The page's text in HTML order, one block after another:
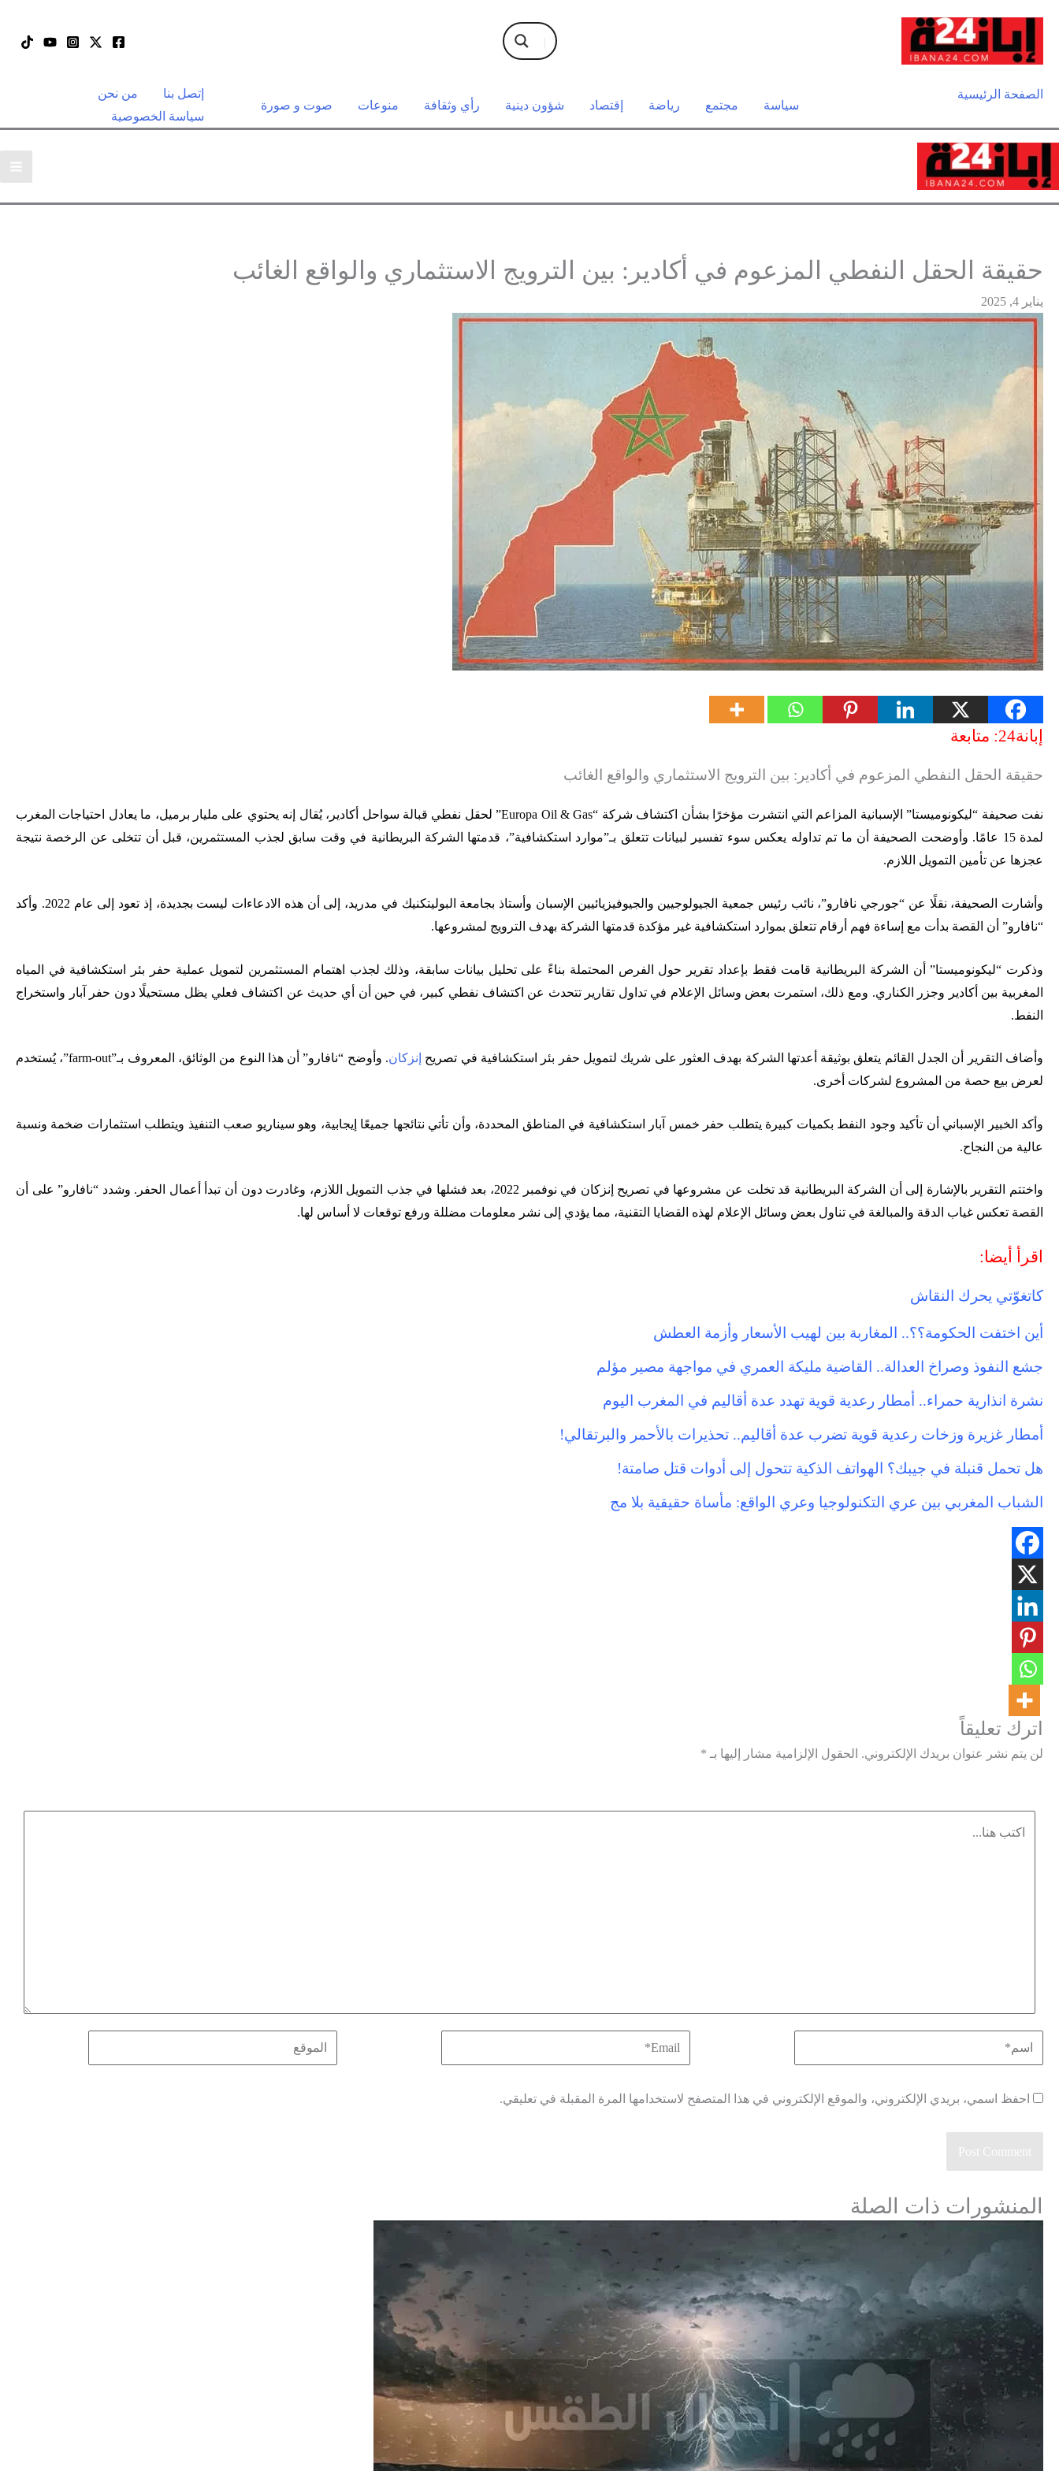
الصفحة الرئيسية
سياسة
مجتمع رياضة إقتصاد شؤون دينية رأي وثقافة منوعات صوت و صورة
إتصل بنا
من نحن
سياسة الخصوصية
حقيقة الحقل النفطي المزعوم في أكادير: بين الترويج الاستثماري والواقع الغائب
يناير 4, 2025
إبانة24: متابعة
حقيقة الحقل النفطي المزعوم في أكادير: بين الترويج الاستثماري والواقع الغائب
نفت صحيفة “ليكونوميستا” الإسبانية المزاعم التي انتشرت مؤخرًا بشأن اكتشاف شركة “Europa Oil & Gas” لحقل نفطي قبالة سواحل أكادير، يُقال إنه يحتوي على مليار برميل، ما يعادل احتياجات المغرب
لمدة 15 عامًا. وأوضحت الصحيفة أن ما تم تداوله يعكس سوء تفسير لبيانات تتعلق بـ”موارد استكشافية”، قدمتها الشركة البريطانية في وقت سابق لجذب المستثمرين، قبل أن تتخلى عن الرخصة نتيجة
عجزها عن تأمين التمويل اللازم.
وأشارت الصحيفة، نقلًا عن “جورجي نافارو”، نائب رئيس جمعية الجيولوجيين والجيوفيزيائيين الإسبان وأستاذ بجامعة البوليتكنيك في مدريد، إلى أن هذه الادعاءات ليست بجديدة، إذ تعود إلى عام 2022. وأكد
“نافارو” أن القصة بدأت مع إساءة فهم أرقام تتعلق بموارد استكشافية غير مؤكدة قدمتها الشركة بهدف الترويج لمشروعها.
وذكرت “ليكونوميستا” أن الشركة البريطانية قامت فقط بإعداد تقرير حول الفرص المحتملة بناءً على تحليل بيانات سابقة، وذلك لجذب اهتمام المستثمرين لتمويل عملية حفر بئر استكشافية في المياه
المغربية بين أكادير وجزر الكناري. ومع ذلك، استمرت بعض وسائل الإعلام في تداول تقارير تتحدث عن اكتشاف نفطي كبير، في حين أن أي حديث عن اكتشاف فعلي يظل مستحيلًا دون حفر آبار واستخراج
النفط.
وأضاف التقرير أن الجدل القائم يتعلق بوثيقة أعدتها الشركة بهدف العثور على شريك لتمويل حفر بئر استكشافية في تصريح إنزكان
. وأوضح “نافارو” أن هذا النوع من الوثائق، المعروف بـ”farm-out”، يُستخدم
لعرض بيع حصة من المشروع لشركات أخرى.
وأكد الخبير الإسباني أن تأكيد وجود النفط بكميات كبيرة يتطلب حفر خمس آبار استكشافية في المناطق المحددة، وأن تأتي نتائجها جميعًا إيجابية، وهو سيناريو صعب التنفيذ ويتطلب استثمارات ضخمة ونسبة
عالية من النجاح.
واختتم التقرير بالإشارة إلى أن الشركة البريطانية قد تخلت عن مشروعها في تصريح إنزكان في نوفمبر 2022، بعد فشلها في جذب التمويل اللازم، وغادرت دون أن تبدأ أعمال الحفر. وشدد “نافارو” على أن
القصة تعكس غياب الدقة والمبالغة في تناول بعض وسائل الإعلام لهذه القضايا التقنية، مما يؤدي إلى نشر معلومات مضللة ورفع توقعات لا أساس لها.
اقرأ أيضا:
كاتغوّتي يحرك النقاش
أين اختفت الحكومة؟؟.. المغاربة بين لهيب الأسعار وأزمة العطش
جشع النفوذ وصراخ العدالة.. القاضية مليكة العمري في مواجهة مصير مؤلم
نشرة انذارية حمراء.. أمطار رعدية قوية تهدد عدة أقاليم في المغرب اليوم
أمطار غزيرة وزخات رعدية قوية تضرب عدة أقاليم.. تحذيرات بالأحمر والبرتقالي!
هل تحمل قنبلة في جيبك؟ الهواتف الذكية تتحول إلى أدوات قتل صامتة!
الشباب المغربي بين عري التكنولوجيا وعري الواقع: مأساة حقيقية بلا مج
اترك تعليقاً
لن يتم نشر عنوان بريدك الإلكتروني. الحقول الإلزامية مشار إليها بـ *
احفظ اسمي، بريدي الإلكتروني، والموقع الإلكتروني في هذا المتصفح لاستخدامها المرة المقبلة في تعليقي.
المنشورات ذات الصلة